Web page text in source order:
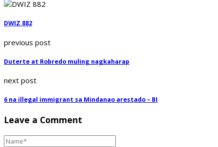
DWIZ 882
previous post
Duterte at Robredo muling nagkaharap
next post
6 na illegal immigrant sa Mindanao arestado – BI
Leave a Comment